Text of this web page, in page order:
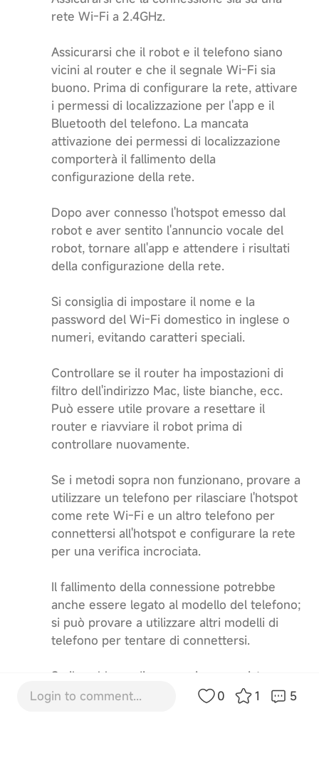
rete Wi-Fi a 2.4GHz.
Assicurarsi che il robot e il telefono siano
vicini al router e che il segnale Wi-Fi sia
buono. Prima di configurare la rete, attivare
i permessi di localizzazione per l'app e il
Bluetooth del telefono. La mancata
attivazione dei permessi di localizzazione
comporterà il fallimento della
configurazione della rete.
Dopo aver connesso l'hotspot emesso dal
robot e aver sentito l'annuncio vocale del
robot, tornare all'app e attendere i risultati
della configurazione della rete.
Si consiglia di impostare il nome e la
password del Wi-Fi domestico in inglese o
numeri, evitando caratteri speciali.
Controllare se il router ha impostazioni di
filtro dell'indirizzo Mac, liste bianche, ecc.
Può essere utile provare a resettare il
router e riavviare il robot prima di
controllare nuovamente.
Se i metodi sopra non funzionano, provare a
utilizzare un telefono per rilasciare l'hotspot
come rete Wi-Fi e un altro telefono per
connettersi all'hotspot e configurare la rete
per una verifica incrociata.
Il fallimento della connessione potrebbe
anche essere legato al modello del telefono;
si può provare a utilizzare altri modelli di
telefono per tentare di connettersi.
Se il problema di connessione persiste,
contattare il nostro servizio post-vendita
Login to comment... 0 1 5